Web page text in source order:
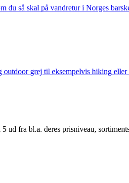
du så skal på vandretur i Norges
grej til eksempelvis hiking
fra bl.a. deres prisniveau,